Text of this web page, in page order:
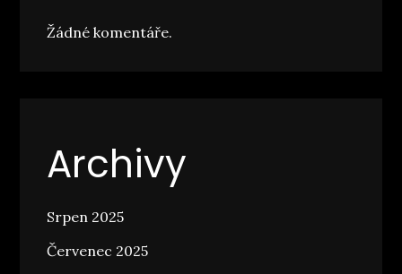
Žádné komentáře.
Archivy
Srpen 2025
Červenec 2025